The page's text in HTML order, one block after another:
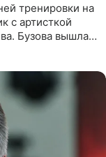
тренировки на
с артисткой
Бузова вышла